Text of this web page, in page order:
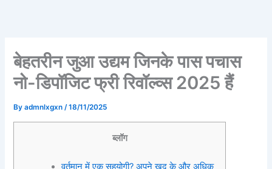
बेहतरीन जुआ उद्यम जिनके पास पचास
नो-डिपॉजिट फ्री रिवॉल्व्स 2025 हैं
Byadmnlxgxn/18/11/2025
ब्लॉग
वर्तमान में एक सहयोगी? अपने खुद के और अधिक